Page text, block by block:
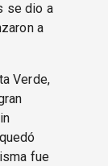
se dio a
a
Verde,
fue